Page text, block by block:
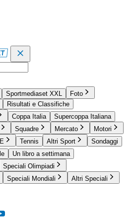
Sportmediaset XXL
Foto
Risultati e Classifiche
Coppa Italia
Supercoppa Italiana
Squadre Mercato
Motori
Tennis Altri Sport
Sondaggi
Un libro a settimana
Speciali Olimpiadi
Speciali Mondiali Altri Speciali